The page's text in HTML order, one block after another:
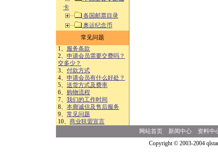
卡
各国邮票目录
奥运纪念币
常见问题
1、 服务条款
2、 申请会员需要交费吗？
交多少？
3、 付款方式
4、 申请会员有什么好处？
5、 送货方式及费率
6、 购物流程
7、 我们的工作时间
8、 本廊诚信及售后服务
9、 常见问题
10、 商业联盟宣言
网站首页 新闻中心
资料中
Copyright © 2003-2004